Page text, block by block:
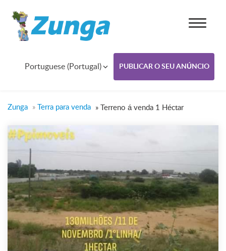
Portuguese (Portugal) PUBLICAR O SEU ANÚNCIO
Zunga » Terra para venda » Terreno á venda 1 Héctar